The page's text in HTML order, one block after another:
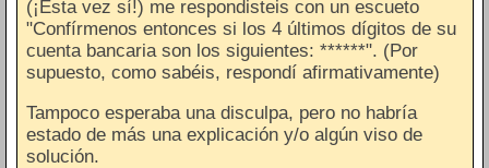
(¡Esta vez sí!) me respondisteis con un escueto
"Confírmenos entonces si los 4 últimos dígitos de su
cuenta bancaria son los siguientes: ******". (Por
supuesto, como sabéis, respondí afirmativamente)
Tampoco esperaba una disculpa, pero no habría
estado de más una explicación y/o algún viso de
solución.